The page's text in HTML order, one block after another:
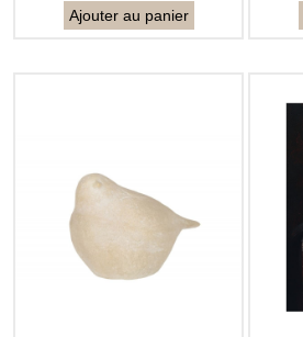
Ajouter au panier